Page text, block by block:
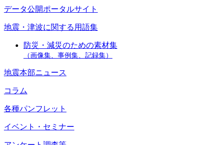
データ公開ポータルサイト
地震・津波に関する用語集
防災・減災のための素材集
（画像集、事例集、記録集）
地震本部ニュース
コラム
各種パンフレット
イベント・セミナー